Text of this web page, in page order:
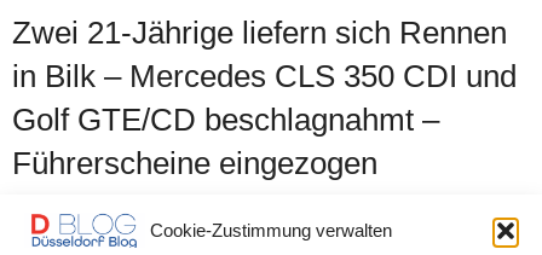
Cookie-Zustimmung verwalten
Zwei 21-Jährige liefern sich Rennen
in Bilk – Mercedes CLS 350 CDI und
Golf GTE/CD beschlagnahmt –
Führerscheine eingezogen
Wegen eines verbotenen Autorennens wird seit gestern Abend
gegen zwei 21-Jährige aus Neuss ermittelt. Die…